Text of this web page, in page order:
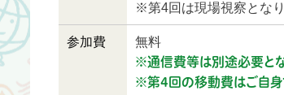
※第4回は現場視察とな
参加費 無料
※通信費等は別途必要とな
※第4回の移動費はご自身